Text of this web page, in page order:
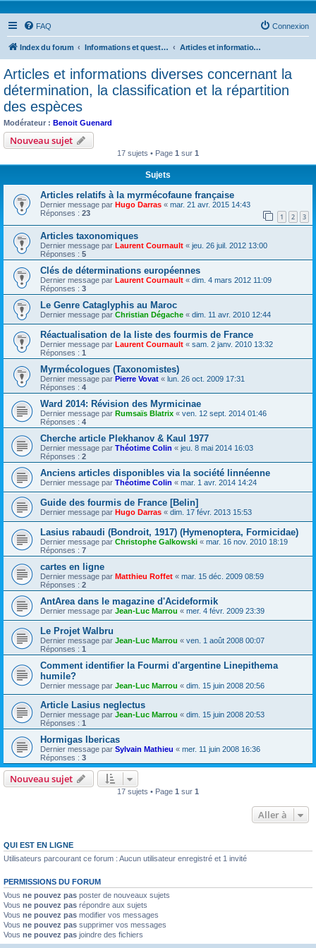
FAQ Connexion
Index du forum Informations et questions taxonomiques Articles et informations diverses concernant la détermination, la classification et la répartition des espèces
Articles et informations diverses concernant la
détermination, la classification et la répartition
des espèces
Modérateur : Benoit Guenard
Nouveau sujet
17 sujets • Page 1 sur 1
Sujets
Articles relatifs à la myrmécofaune française
Dernier message par Hugo Darras « mar. 21 avr. 2015 14:43
Réponses : 23 1 2 3
Articles taxonomiques
Dernier message par Laurent Cournault « jeu. 26 juil. 2012 13:00
Réponses : 5
Clés de déterminations européennes
Dernier message par Laurent Cournault « dim. 4 mars 2012 11:09
Réponses : 3
Le Genre Cataglyphis au Maroc
Dernier message par Christian Dégache « dim. 11 avr. 2010 12:44
Réactualisation de la liste des fourmis de France
Dernier message par Laurent Cournault « sam. 2 janv. 2010 13:32
Réponses : 1
Myrmécologues (Taxonomistes)
Dernier message par Pierre Vovat « lun. 26 oct. 2009 17:31
Réponses : 4
Ward 2014: Révision des Myrmicinae
Dernier message par Rumsaïs Blatrix « ven. 12 sept. 2014 01:46
Réponses : 4
Cherche article Plekhanov & Kaul 1977
Dernier message par Théotime Colin « jeu. 8 mai 2014 16:03
Réponses : 2
Anciens articles disponibles via la société linnéenne
Dernier message par Théotime Colin « mar. 1 avr. 2014 14:24
Guide des fourmis de France [Belin]
Dernier message par Hugo Darras « dim. 17 févr. 2013 15:53
Lasius rabaudi (Bondroit, 1917) (Hymenoptera, Formicidae)
Dernier message par Christophe Galkowski « mar. 16 nov. 2010 18:19
Réponses : 7
cartes en ligne
Dernier message par Matthieu Roffet « mar. 15 déc. 2009 08:59
Réponses : 2
AntArea dans le magazine d'Acideformik
Dernier message par Jean-Luc Marrou « mer. 4 févr. 2009 23:39
Le Projet Walbru
Dernier message par Jean-Luc Marrou « ven. 1 août 2008 00:07
Réponses : 1
Comment identifier la Fourmi d'argentine Linepithema
humile?
Dernier message par Jean-Luc Marrou « dim. 15 juin 2008 20:56
Article Lasius neglectus
Dernier message par Jean-Luc Marrou « dim. 15 juin 2008 20:53
Réponses : 1
Hormigas Ibericas
Dernier message par Sylvain Mathieu « mer. 11 juin 2008 16:36
Réponses : 3
Nouveau sujet
17 sujets • Page 1 sur 1
Aller à
QUI EST EN LIGNE
Utilisateurs parcourant ce forum : Aucun utilisateur enregistré et 1 invité
PERMISSIONS DU FORUM
Vous ne pouvez pas poster de nouveaux sujets
Vous ne pouvez pas répondre aux sujets
Vous ne pouvez pas modifier vos messages
Vous ne pouvez pas supprimer vos messages
Vous ne pouvez pas joindre des fichiers